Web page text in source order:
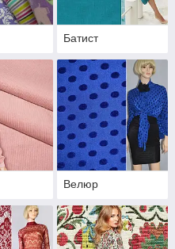
Батист
Велюр